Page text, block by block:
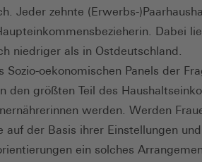
Jeder zehnte (Erwerbs-
Dabei
niedriger als in Ostdeutschland.
oekonomischen Panels der
den größten Teil des
werden. Werden
auf der Basis ihrer Einstellungen
ein solches